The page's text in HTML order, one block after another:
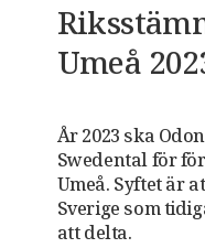
Umeå
År 2023 ska
Swedental för
Umeå. Syftet är
Sverige som
att delta.